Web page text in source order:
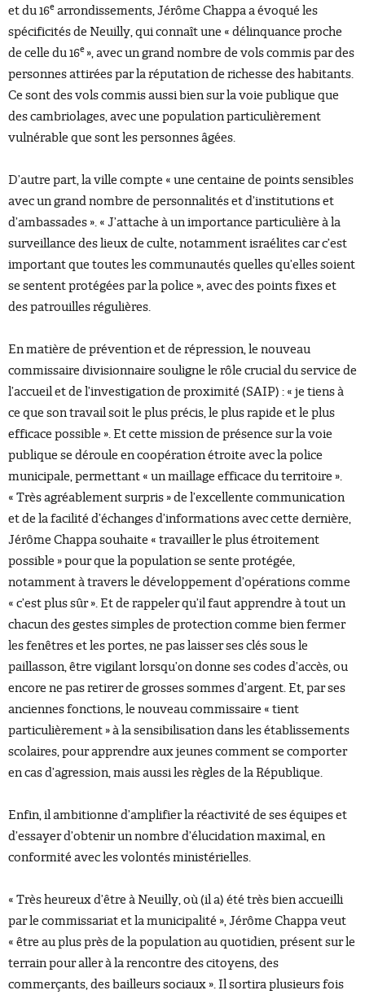
et du 16e arrondissements, Jérôme Chappa a évoqué les
spécificités de Neuilly, qui connaît une « délinquance proche
de celle du 16e », avec un grand nombre de vols commis par des
personnes attirées par la réputation de richesse des habitants.
Ce sont des vols commis aussi bien sur la voie publique que
des cambriolages, avec une population particulièrement
vulnérable que sont les personnes âgées.
D’autre part, la ville compte « une centaine de points sensibles
avec un grand nombre de personnalités et d’institutions et
d’ambassades ». « J’attache à un importance particulière à la
surveillance des lieux de culte, notamment israélites car c’est
important que toutes les communautés quelles qu’elles soient
se sentent protégées par la police », avec des points fixes et
des patrouilles régulières.
En matière de prévention et de répression, le nouveau
commissaire divisionnaire souligne le rôle crucial du service de
l’accueil et de l’investigation de proximité (SAIP) : « je tiens à
ce que son travail soit le plus précis, le plus rapide et le plus
efficace possible ». Et cette mission de présence sur la voie
publique se déroule en coopération étroite avec la police
municipale, permettant « un maillage efficace du territoire ».
« Très agréablement surpris » de l’excellente communication
et de la facilité d’échanges d’informations avec cette dernière,
Jérôme Chappa souhaite « travailler le plus étroitement
possible » pour que la population se sente protégée,
notamment à travers le développement d’opérations comme
« c’est plus sûr ». Et de rappeler qu’il faut apprendre à tout un
chacun des gestes simples de protection comme bien fermer
les fenêtres et les portes, ne pas laisser ses clés sous le
paillasson, être vigilant lorsqu’on donne ses codes d’accès, ou
encore ne pas retirer de grosses sommes d’argent. Et, par ses
anciennes fonctions, le nouveau commissaire « tient
particulièrement » à la sensibilisation dans les établissements
scolaires, pour apprendre aux jeunes comment se comporter
en cas d’agression, mais aussi les règles de la République.
Enfin, il ambitionne d’amplifier la réactivité de ses équipes et
d’essayer d’obtenir un nombre d’élucidation maximal, en
conformité avec les volontés ministérielles.
« Très heureux d’être à Neuilly, où (il a) été très bien accueilli
par le commissariat et la municipalité », Jérôme Chappa veut
« être au plus près de la population au quotidien, présent sur le
terrain pour aller à la rencontre des citoyens, des
commerçants, des bailleurs sociaux ». Il sortira plusieurs fois